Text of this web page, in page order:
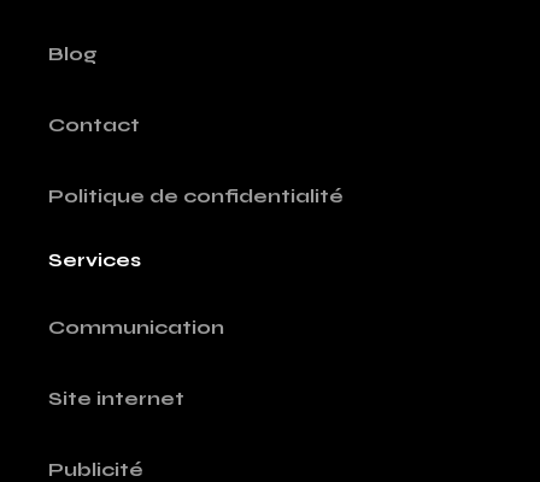
Blog
Contact
Politique de confidentialité
Services
Communication
Site internet
Publicité